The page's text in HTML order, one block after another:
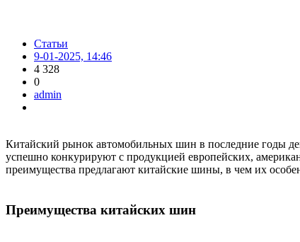
Статьи
9-01-2025, 14:46
4 328
0
admin
Китайский рынок автомобильных шин в последние годы
успешно конкурируют с продукцией европейских,
преимущества предлагают китайские шины, в чем их
Преимущества китайских шин